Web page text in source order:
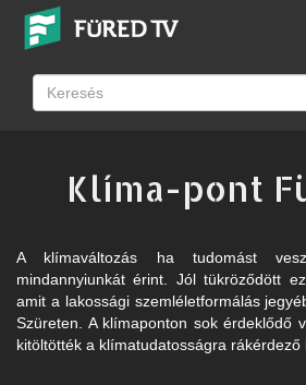
Klíma-pont
A klímaváltozás ha tudomást
mindannyiunkát érint. Jól tükröződött
amit a lakossági szemléletformálás
Szüreten. A klímaponton sok érdeklődő
kitöltötték a klímatudatosságra rákérdező